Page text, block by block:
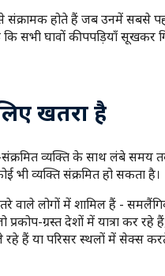
होते हैं जब उनमें सबसे
सभी घावों की पपड़ियाँ सूखकर
खतरा है
व्यक्ति के साथ लंबे समय
भी व्यक्ति संक्रमित हो सकता है।
वाले लोगों में शामिल हैं -
ग्रस्त देशों में यात्रा कर
ले रहे हैं या परिसर स्थलों में सेक्स